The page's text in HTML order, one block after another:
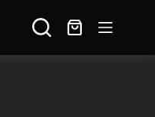
✈ Expédition à l'international
échanger ou retourner le produit
09 78 80 63 48